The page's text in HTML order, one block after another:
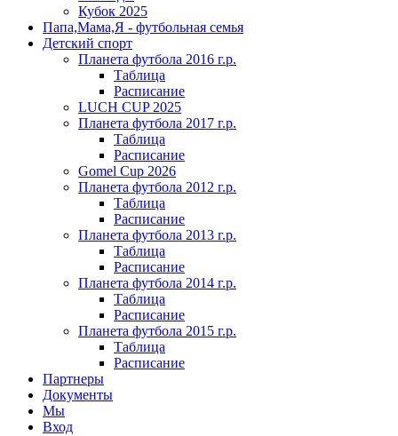
Кубок 2025
Папа,Мама,Я - футбольная семья
Детский спорт
Планета футбола 2016 г.р.
Таблица
Расписание
LUCH CUP 2025
Планета футбола 2017 г.р.
Таблица
Расписание
Gomel Cup 2026
Планета футбола 2012 г.р.
Таблица
Расписание
Планета футбола 2013 г.р.
Таблица
Расписание
Планета футбола 2014 г.р.
Таблица
Расписание
Планета футбола 2015 г.р.
Таблица
Расписание
Партнеры
Документы
Мы
Вход